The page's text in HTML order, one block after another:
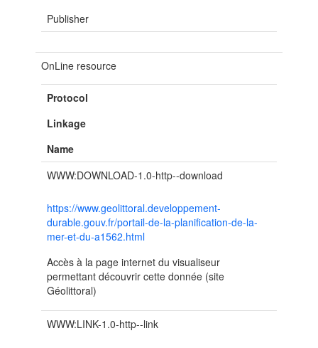
Publisher
OnLine resource
Protocol
Linkage
Name
WWW:DOWNLOAD-1.0-http--download
https://www.geolittoral.developpement-
durable.gouv.fr/portail-de-la-planification-de-la-
mer-et-du-a1562.html
Accès à la page internet du visualiseur
permettant découvrir cette donnée (site
Géolittoral)
WWW:LINK-1.0-http--link